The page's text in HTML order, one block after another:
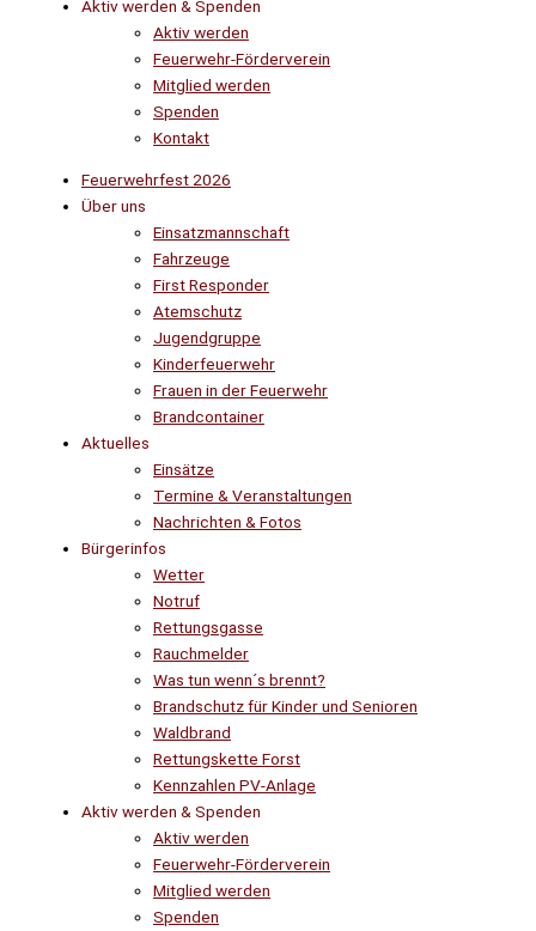
Aktiv werden & Spenden
Aktiv werden
Feuerwehr-Förderverein
Mitglied werden
Spenden
Kontakt
Feuerwehrfest 2026
Über uns
Einsatzmannschaft
Fahrzeuge
First Responder
Atemschutz
Jugendgruppe
Kinderfeuerwehr
Frauen in der Feuerwehr
Brandcontainer
Aktuelles
Einsätze
Termine & Veranstaltungen
Nachrichten & Fotos
Bürgerinfos
Wetter
Notruf
Rettungsgasse
Rauchmelder
Was tun wenn´s brennt?
Brandschutz für Kinder und Senioren
Waldbrand
Rettungskette Forst
Kennzahlen PV-Anlage
Aktiv werden & Spenden
Aktiv werden
Feuerwehr-Förderverein
Mitglied werden
Spenden